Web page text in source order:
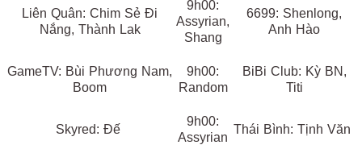
Liên Quân: Chim Sẻ Đi
Nắng, Thành Lak
9h00:
Assyrian,
Shang
6699: Shenlong,
Anh Hào
GameTV: Bùi Phương Nam,
Boom
9h00:
Random
BiBi Club: Kỳ BN,
Titi
Skyred: Đế
9h00:
Assyrian
Thái Bình: Tịnh Văn